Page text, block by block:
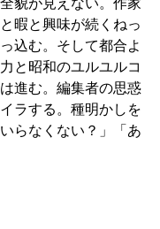
貌が見えない。作家
暇と興味が続くねっ
込む。そして都合よ
と昭和のユルユルコ
進む。編集者の思惑
ラする。種明かしを
らなくない？」「あ